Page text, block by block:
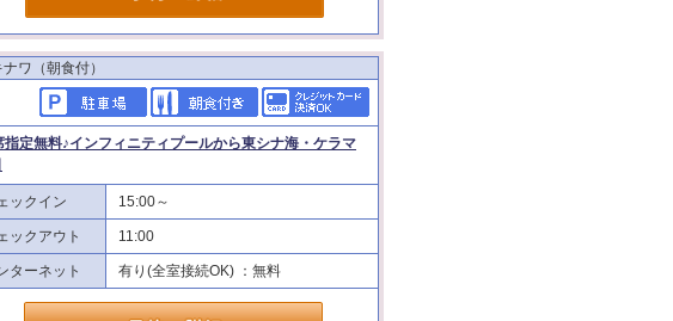
ワ（朝食付）
定無料♪インフィニティプールから東シナ海・ケラマ
ックイン 15:00～
ックアウト 11:00
ターネット 有り(全室接続OK) ：無料